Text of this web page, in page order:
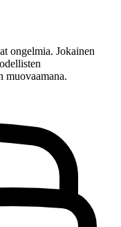
ongelmia. Jokainen
muovaamana.